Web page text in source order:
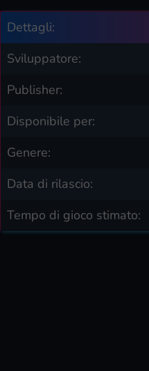
Dettagli:
Sviluppatore:
Publisher:
Disponibile per:
Genere:
Data di rilascio:
Tempo di gioco stimato: